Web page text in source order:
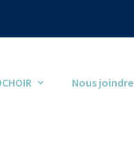
Nous joindre